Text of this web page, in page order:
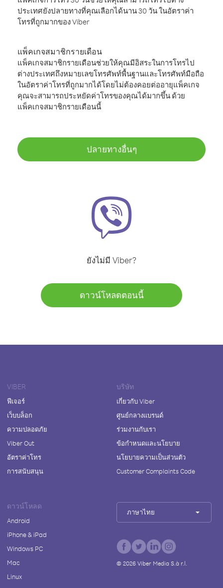
ประเทศยังปลายทางที่คุณเลือกได้นาน 30 วัน ในอัตราค่า
โทรที่ถูกมากของ Viber
แพ็คเกจสมาชิกรายเดือน
แพ็คเกจสมาชิกรายเดือนช่วยให้คุณมีอิสระในการโทรไป
ต่างประเทศถึงหมายเลขโทรศัพท์พื้นฐานและโทรศัพท์มือถือ
ในอัตราค่าโทรที่ถูกมากได้โดยไม่ต้องคอยต่ออายุแพ็คเกจ
คุณจะสามารถประหยัดค่าโทรของคุณได้มากขึ้น ด้วย
แพ็คเกจสมาชิกรายเดือนนี้
ปลายทางอื่นๆ
ยังไม่มี Viber?
ดาวน์โหลดตอนนี้
VIBER
ฟีเจอร์
เว็บบล็อก
ความปลอดภัย
Viber Out
อัตราค่าโทร
การสนับสนุน
บริษัท
เกี่ยวกับ Viber
ศูนย์กลางแบรนด์
ร่วมงานกับเรา
ข้อกำหนดและนโยบาย
นโยบายความเป็นส่วนตัว
Customer Complaints Code
ดาวน์โหลด
Android
iPhone & iPad
Windows PC
Mac
Linux
ภาษาไทย
© 2026Viber Media S.à r.l.